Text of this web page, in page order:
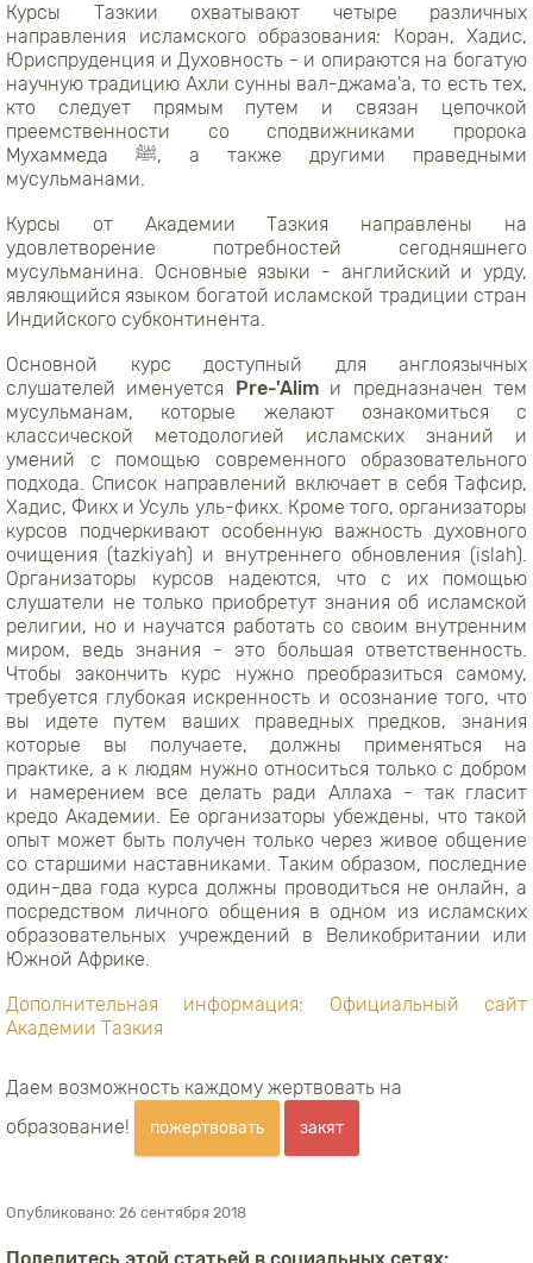
Курсы Тазкии охватывают четыре различных
направления исламского образования: Коран, Хадис,
Юриспруденция и Духовность - и опираются на богатую
научную традицию Ахли сунны вал-джама'а, то есть тех,
кто следует прямым путем и связан цепочкой
преемственности со сподвижниками пророка
Мухаммеда ﷺ, а также другими праведными
мусульманами.
Курсы от Академии Тазкия направлены на
удовлетворение потребностей сегодняшнего
мусульманина. Основные языки - английский и урду,
являющийся языком богатой исламской традиции стран
Индийского субконтинента.
Основной курс доступный для англоязычных
слушателей именуется Pre-'Alimи предназначен тем
мусульманам, которые желают ознакомиться с
классической методологией исламских знаний и
умений с помощью современного образовательного
подхода. Список направлений включает в себя Тафсир,
Хадис, Фикх и Усуль уль-фикх. Кроме того, организаторы
курсов подчеркивают особенную важность духовного
очищения (tazkiyah) и внутреннего обновления (islah).
Организаторы курсов надеются, что с их помощью
слушатели не только приобретут знания об исламской
религии, но и научатся работать со своим внутренним
миром, ведь знания - это большая ответственность.
Чтобы закончить курс нужно преобразиться самому,
требуется глубокая искренность и осознание того, что
вы идете путем ваших праведных предков, знания
которые вы получаете, должны применяться на
практике, а к людям нужно относиться только с добром
и намерением все делать ради Аллаха - так гласит
кредо Академии. Ее организаторы убеждены, что такой
опыт может быть получен только через живое общение
со старшими наставниками. Таким образом, последние
один-два года курса должны проводиться не онлайн, а
посредством личного общения в одном из исламских
образовательных учреждений в Великобритании или
Южной Африке.
Дополнительная информация: Официальный сайт
Академии Тазкия
Даем возможность каждому жертвовать на
образование!
пожертвовать закят
Опубликовано: 26 сентября 2018